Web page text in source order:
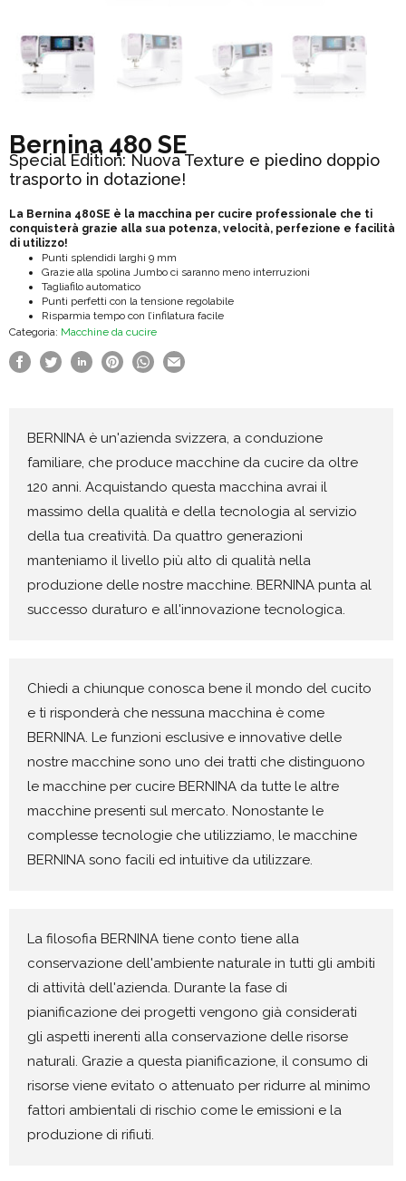
Bernina 480 SE
Special Edition: Nuova Texture e piedino doppio
trasporto in dotazione!
La Bernina 480SE è la macchina per cucire professionale che ti
conquisterà grazie alla sua potenza, velocità, perfezione e facilità
di utilizzo!
Punti splendidi larghi 9 mm
Grazie alla spolina Jumbo ci saranno meno interruzioni
Tagliafilo automatico
Punti perfetti con la tensione regolabile
Risparmia tempo con l’infilatura facile
Categoria: Macchine da cucire
BERNINA è un'azienda svizzera, a conduzione
familiare, che produce macchine da cucire da oltre
120 anni. Acquistando questa macchina avrai il
massimo della qualità e della tecnologia al servizio
della tua creatività. Da quattro generazioni
manteniamo il livello più alto di qualità nella
produzione delle nostre macchine. BERNINA punta al
successo duraturo e all'innovazione tecnologica.
Chiedi a chiunque conosca bene il mondo del cucito
e ti risponderà che nessuna macchina è come
BERNINA. Le funzioni esclusive e innovative delle
nostre macchine sono uno dei tratti che distinguono
le macchine per cucire BERNINA da tutte le altre
macchine presenti sul mercato. Nonostante le
complesse tecnologie che utilizziamo, le macchine
BERNINA sono facili ed intuitive da utilizzare.
La filosofia BERNINA tiene conto tiene alla
conservazione dell'ambiente naturale in tutti gli ambiti
di attività dell'azienda. Durante la fase di
pianificazione dei progetti vengono già considerati
gli aspetti inerenti alla conservazione delle risorse
naturali. Grazie a questa pianificazione, il consumo di
risorse viene evitato o attenuato per ridurre al minimo
fattori ambientali di rischio come le emissioni e la
produzione di rifiuti.